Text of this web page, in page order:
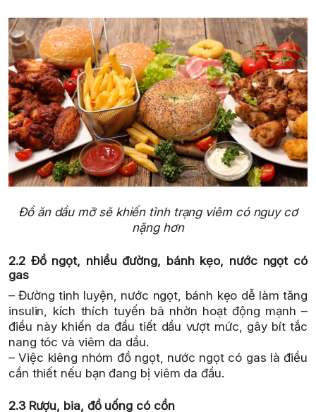
Đồ ăn dầu mỡ sẽ khiến tình trạng viêm có nguy cơ
nặng hơn
2.2 Đồ ngọt, nhiều đường, bánh kẹo, nước ngọt có
gas
– Đường tinh luyện, nước ngọt, bánh kẹo dễ làm tăng
insulin, kích thích tuyến bã nhờn hoạt động mạnh –
điều này khiến da đầu tiết dầu vượt mức, gây bít tắc
nang tóc và viêm da dầu.
– Việc kiêng nhóm đồ ngọt, nước ngọt có gas là điều
cần thiết nếu bạn đang bị viêm da đầu.
2.3 Rượu, bia, đồ uống có cồn